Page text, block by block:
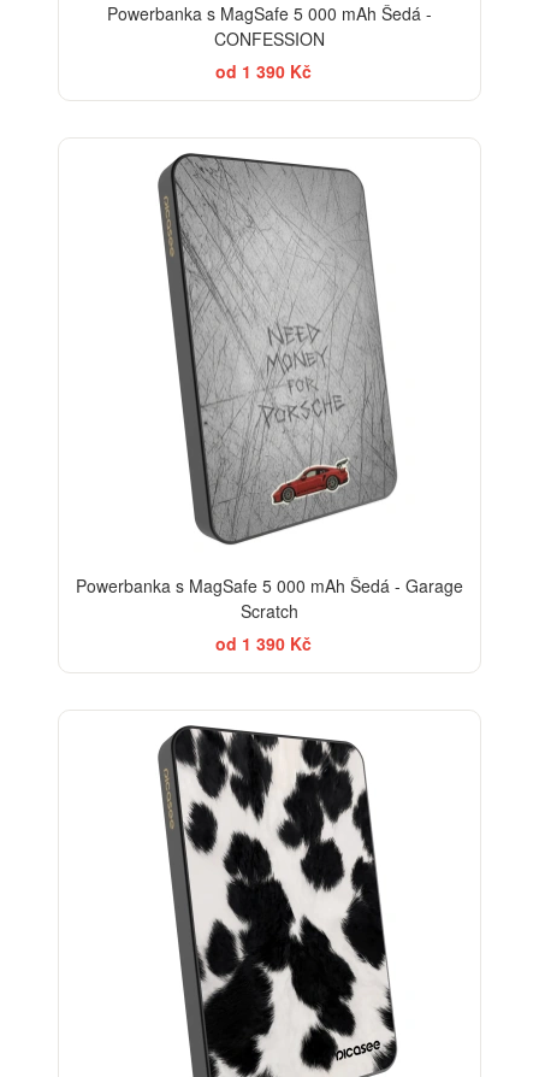
Powerbanka s MagSafe 5 000 mAh Šedá -
CONFESSION
od 1 390 Kč
Powerbanka s MagSafe 5 000 mAh Šedá - Garage
Scratch
od 1 390 Kč